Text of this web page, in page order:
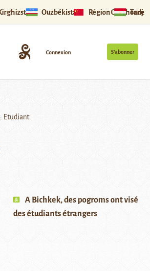
Ouzbékistan Région Ouïghoure
S’abonner
Connexion
Etudiant
A Bichkek, des pogroms ont visé
des étudiants étrangers